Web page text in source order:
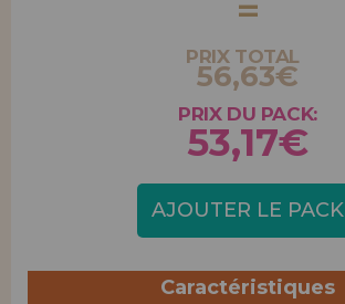
PRIX TOTAL
56,63€
PRIX DU PACK:
53,17€
AJOUTER LE PACK
Caractéristiques